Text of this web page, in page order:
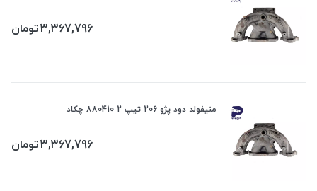
3,367,796تومان
منیفولد دود پژو 206 تیپ 2 880410 چکاد
3,367,796تومان